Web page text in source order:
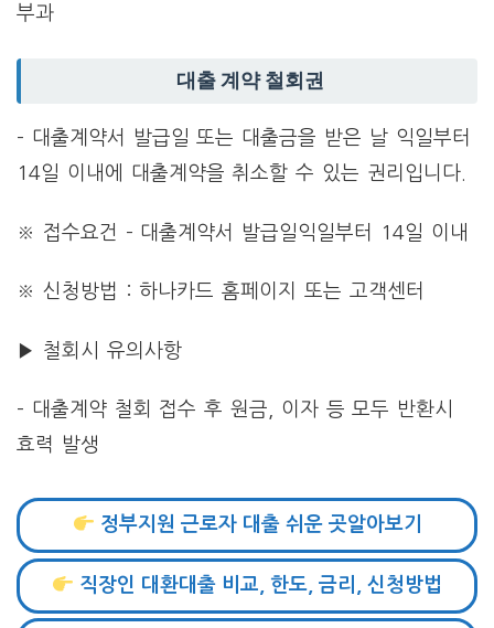
부과
대출 계약 철회권
– 대출계약서 발급일 또는 대출금을 받은 날 익일부터
14일 이내에 대출계약을 취소할 수 있는 권리입니다.
※ 접수요건 – 대출계약서 발급일익일부터 14일 이내
※ 신청방법 : 하나카드 홈페이지 또는 고객센터
▶ 철회시 유의사항
– 대출계약 철회 접수 후 원금, 이자 등 모두 반환시
효력 발생
정부지원 근로자 대출 쉬운 곳알아보기
직장인 대환대출 비교, 한도, 금리, 신청방법